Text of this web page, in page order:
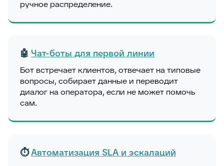
ручное распределение.
🤖 Чат-боты для первой линии
Бот встречает клиентов, отвечает на типовые
вопросы, собирает данные и переводит
диалог на оператора, если не может помочь
сам.
⏱️Автоматизация SLA и эскалаций